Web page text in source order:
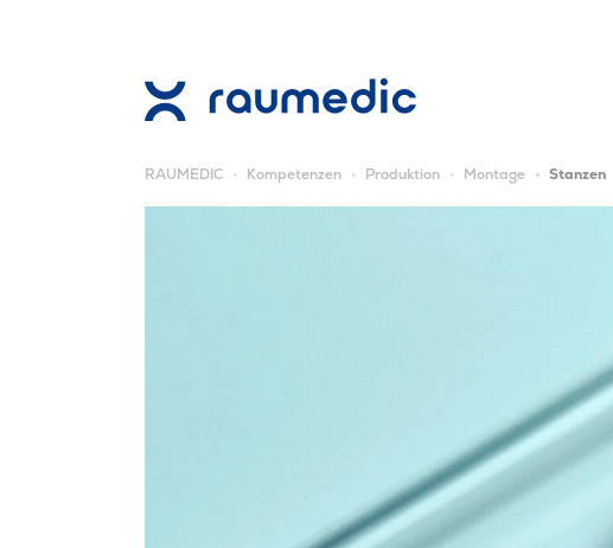
RAUMEDIC Kompetenzen Produktion Montage Stanzen